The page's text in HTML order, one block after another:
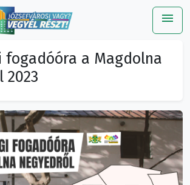
menu
fogadóóra a Magdolna
2023